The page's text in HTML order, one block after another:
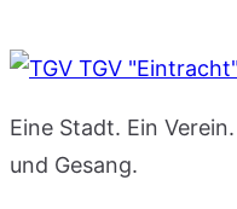
TGV
Eine Stadt. Ein
und Gesang.